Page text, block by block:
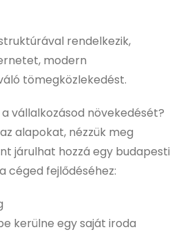
rendelkezik,
modern
tömegközlekedést.
vállalkozásod növekedését?
alapokat, nézzük meg
járulhat hozzá egy budapesti
céged fejlődéséhez:
kerülne egy saját iroda